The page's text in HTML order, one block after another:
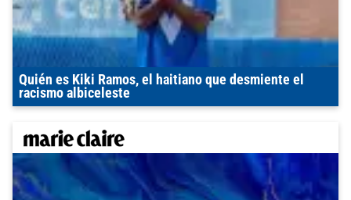
Quién es Kiki Ramos, el haitiano que desmiente el
racismo albiceleste